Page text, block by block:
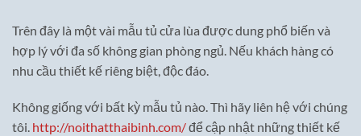
Trên đây là một vài mẫu tủ cửa lùa được dung phổ biến và
hợp lý với đa số không gian phòng ngủ. Nếu khách hàng có
nhu cầu thiết kế riêng biệt, độc đáo.
Không giống với bất kỳ mẫu tủ nào. Thì hãy liên hệ với chúng
tôi. http://noithatthaibinh.com/để cập nhật những thiết kế